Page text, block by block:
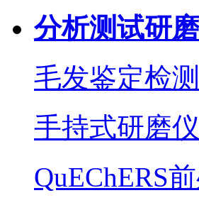
分析测试研
毛发鉴定检
手持式研磨仪
QuEChERS